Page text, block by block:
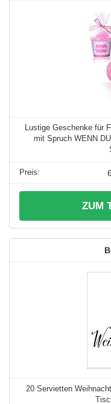
Lustige Geschenke für
mit Spruch WENN
ZUM
20 Servietten